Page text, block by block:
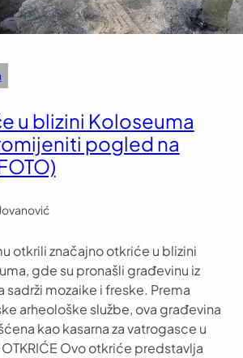
u blizini Koloseuma
pogled na
otkrili značajno otkriće u blizini
gde su pronašli građevinu iz
sadrži mozaike i freske. Prema
arheološke službe, ova građevina
kao kasarna za vatrogasce u
Ovo otkriće predstavlja